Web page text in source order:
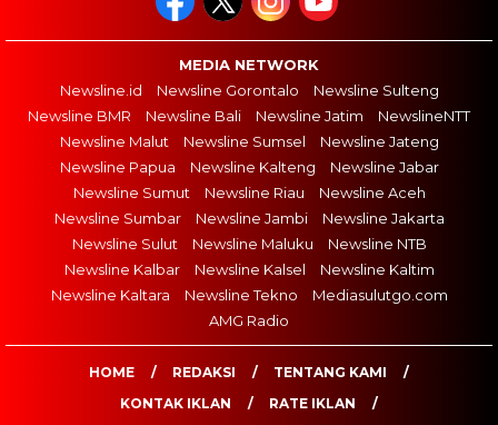
MEDIA NETWORK
Newsline.id
Newsline Gorontalo
Newsline Sulteng
Newsline BMR
Newsline Bali Newsline Jatim
NewslineNTT
Newsline Malut
Newsline Sumsel
Newsline Jateng
Newsline Papua
Newsline Kalteng
Newsline Jabar
Newsline Sumut
Newsline Riau
Newsline Aceh
Newsline Sumbar
Newsline Jambi
Newsline Jakarta
Newsline Sulut
Newsline Maluku
Newsline NTB
Newsline Kalbar
Newsline Kalsel
Newsline Kaltim
Newsline Kaltara
Newsline Tekno
Mediasulutgo.com
AMG Radio
HOME REDAKSI
TENTANG KAMI
KONTAK IKLAN
RATE IKLAN